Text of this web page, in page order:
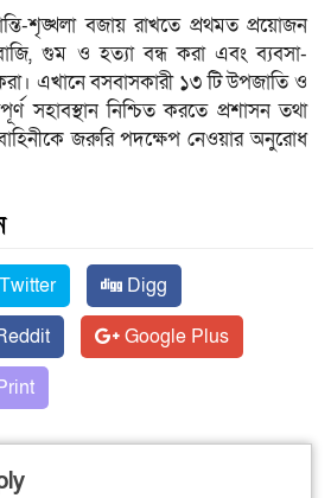
শান্তি-শৃঙ্খলা বজায় রাখতে প্রথমত প্রয়োজন
গুম ও হত্যা বন্ধ করা এবং ব্যবসা-
এখানে বসবাসকারী ১৩ টি উপজাতি ও
সহাবস্থান নিশ্চিত করতে প্রশাসন তথা
জরুরি পদক্ষেপ নেওয়ার অনুরোধ
Twitter
Digg
Google Plus